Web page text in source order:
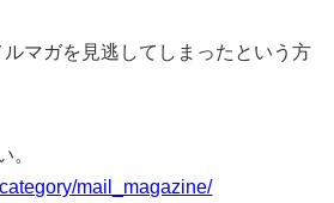
マガを見逃してしまったという方
。
mail_magazine/